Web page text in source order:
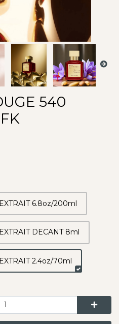
540
6.8oz/200ml
DECANT 8ml
2.4oz/70ml